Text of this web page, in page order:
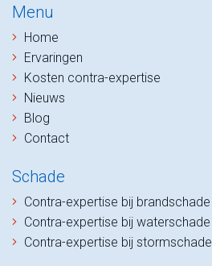
Menu
Home
Ervaringen
Kosten contra-expertise
Nieuws
Blog
Contact
Schade
Contra-expertise bij brandschade
Contra-expertise bij waterschade
Contra-expertise bij stormschade